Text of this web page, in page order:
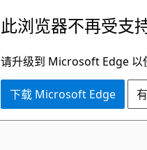
此浏览器不再受支持
请升级到 Microsoft Edge 以
下载 Microsoft Edge